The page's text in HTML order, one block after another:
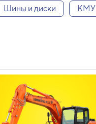
Шины и диски КМУ